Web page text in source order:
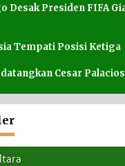
Desak Presiden FIFA
Tempati Posisi Ketiga
Cesar